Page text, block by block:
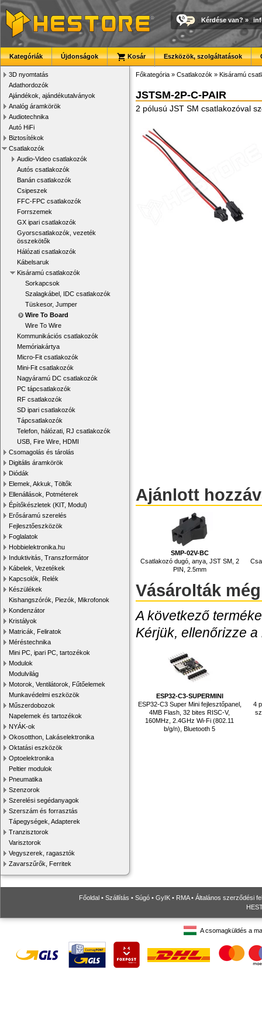
Kérdése van? »
Kategóriák Újdonságok Kosár Eszközök, szolgáltatások
3D nyomtatás
Adathordozók
Ajándékok, ajándékutalványok
Analóg áramkörök
Audiotechnika
Autó HiFi
Biztosítékok
Csatlakozók
Audio-Video csatlakozók
Autós csatlakozók
Banán csatlakozók
Csipeszek
FFC-FPC csatlakozók
Forrszemek
GX ipari csatlakozók
Gyorscsatlakozók, vezeték
összekötők
Hálózati csatlakozók
Kábelsaruk
Kisáramú csatlakozók
Sorkapcsok
Szalagkábel, IDC csatlakozók
Tüskesor, Jumper
Wire To Board
Wire To Wire
Kommunikációs csatlakozók
Memóriakártya
Micro-Fit csatlakozók
Mini-Fit csatlakozók
Nagyáramú DC csatlakozók
PC tápcsatlakozók
RF csatlakozók
SD ipari csatlakozók
Tápcsatlakozók
Telefon, hálózati, RJ csatlakozók
USB, Fire Wire, HDMI
Csomagolás és tárolás
Digitális áramkörök
Diódák
Elemek, Akkuk, Töltők
Ellenállások, Potméterek
Építőkészletek (KIT, Modul)
Erősáramú szerelés
Fejlesztőeszközök
Foglalatok
Hobbielektronika.hu
Induktivitás, Transzformátor
Kábelek, Vezetékek
Kapcsolók, Relék
Készülékek
Kishangszórók, Piezók, Mikrofonok
Kondenzátor
Kristályok
Matricák, Feliratok
Méréstechnika
Mini PC, ipari PC, tartozékok
Modulok
Modulvilág
Motorok, Ventilátorok, Fűtőelemek
Munkavédelmi eszközök
Műszerdobozok
Napelemek és tartozékok
NYÁK-ok
Okosotthon, Lakáselektronika
Oktatási eszközök
Optoelektronika
Peltier modulok
Pneumatika
Szenzorok
Szerelési segédanyagok
Szerszám és forrasztás
Tápegységek, Adapterek
Tranzisztorok
Varisztorok
Vegyszerek, ragasztók
Zavarszűrők, Ferritek
Főkategória » Csatlakozók » Kisáramú
JSTSM-2P-C-PAIR
2 pólusú JST SM csatlakozóval
Ajánlott
SMP-02V-BC
Csatlakozó dugó, anya, JST SM, 2
PIN, 2.5mm
Vásárolták még
A következő
Kérjük, ellenőrizze
ESP32-C3-SUPERMINI
ESP32-C3 Super Mini fejlesztőpanel,
4MB Flash, 32 bites RISC-V,
160MHz, 2.4GHz Wi-Fi (802.11
b/g/n), Bluetooth 5
4
Főoldal • Szállítás • Súgó • GyIK • RMA• Általános szerződési
A csomagküldés a